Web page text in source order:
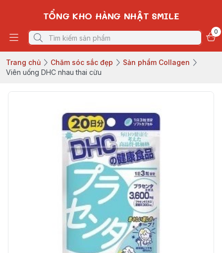
TỔNG KHO HÀNG NHẬT SMILE
0
Trang chủ Chăm sóc sắc đẹp
Sản phẩm Collagen
Viên uống DHC nhau thai cừu